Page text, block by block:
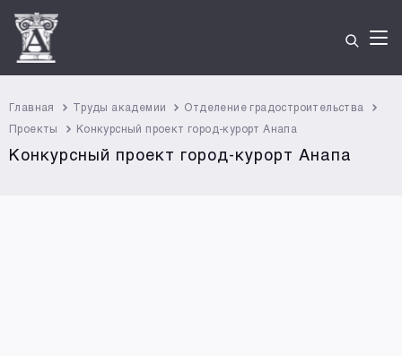
Главная Труды академии
Отделение градостроительства
Проекты
Конкурсный проект город-курорт Анапа
Конкурсный проект город-курорт Анапа